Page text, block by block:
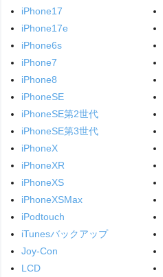
iPhone17
iPhone17e
iPhone6s
iPhone7
iPhone8
iPhoneSE
iPhoneSE第2世代
iPhoneSE第3世代
iPhoneX
iPhoneXR
iPhoneXS
iPhoneXSMax
iPodtouch
iTunesバックアップ
Joy-Con
LCD